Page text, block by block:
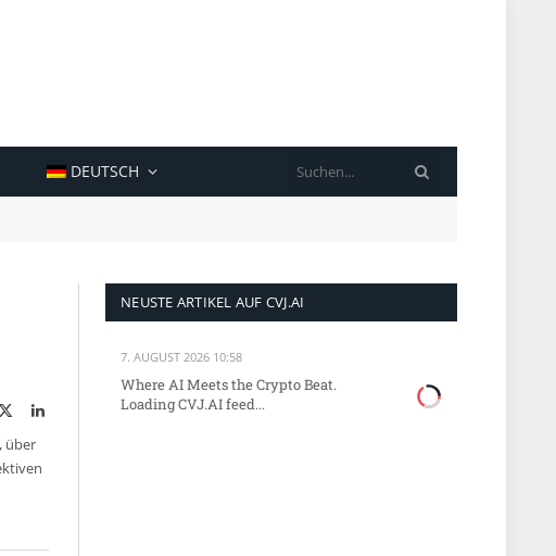
DEUTSCH
TwitterLinkedIn
über
NEUSTE ARTIKEL AUF CVJ.AI
7. AUGUST 2026 10:58
Where AI Meets the Crypto Beat.
Loading CVJ.AI feed...